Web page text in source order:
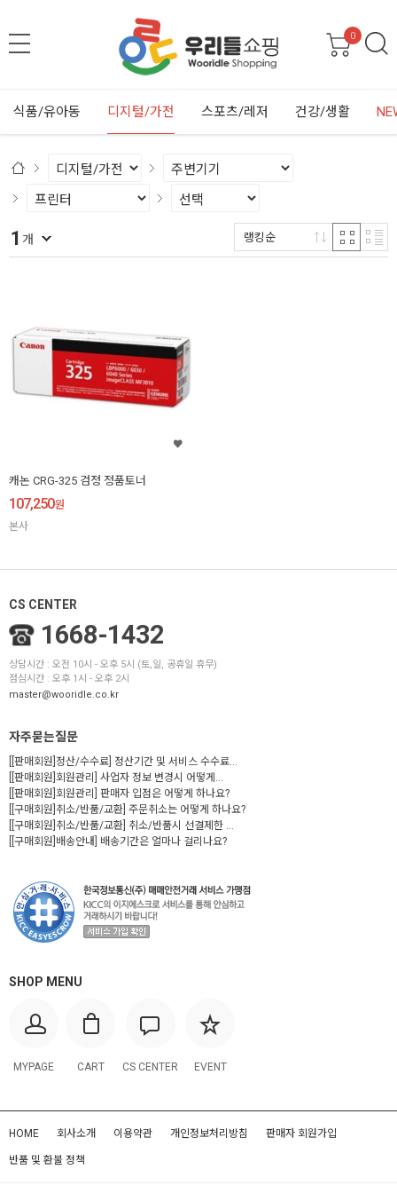
0
식품/유아동 디지털/가전 스포츠/레저 건강/생활
1 개 랭킹순
캐논 CRG-325 검정 정품토너
107,250원
본사
CS CENTER
1668-1432
상담시간 : 오전 10시 - 오후 5시 (토,일, 공휴일 휴무)
점심시간 : 오후 1시 - 오후 2시
master@wooridle.co.kr
자주묻는질문
[[판매회원]정산/수수료] 정산기간 및 서비스 수수료...
[[판매회원]회원관리] 사업자 정보 변경시 어떻게...
[[판매회원]회원관리] 판매자 입점은 어떻게 하나요?
[[구매회원]취소/반품/교환] 주문취소는 어떻게 하나요?
[[구매회원]취소/반품/교환] 취소/반품시 선결제한 ...
[[구매회원]배송안내] 배송기간은 얼마나 걸리나요?
SHOP MENU
MYPAGE CART CS CENTER EVENT
HOME 회사소개 이용약관 개인정보처리방침 판매자 회원가입
반품 및 환불 정책